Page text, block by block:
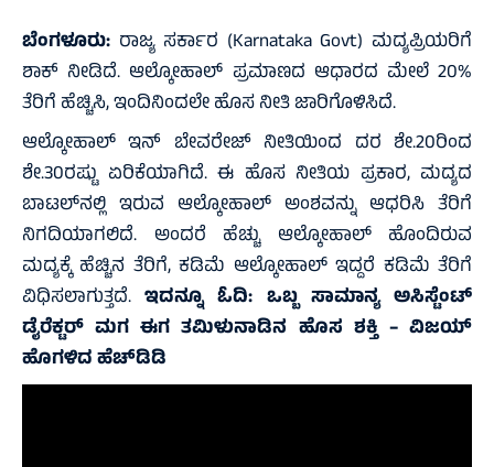
ಬೆಂಗಳೂರು: ರಾಜ್ಯ ಸರ್ಕಾರ (Karnataka Govt) ಮದ್ಯಪ್ರಿಯರಿಗೆ
ಶಾಕ್ ನೀಡಿದೆ. ಆಲ್ಕೋಹಾಲ್ ಪ್ರಮಾಣದ ಆಧಾರದ ಮೇಲೆ 20%
ತೆರಿಗೆ ಹೆಚ್ಚಿಸಿ, ಇಂದಿನಿಂದಲೇ ಹೊಸ ನೀತಿ ಜಾರಿಗೊಳಿಸಿದೆ.
ಆಲ್ಕೋಹಾಲ್ ಇನ್ ಬೇವರೇಜ್ ನೀತಿಯಿಂದ ದರ ಶೇ.20ರಿಂದ
ಶೇ.30ರಷ್ಟು ಏರಿಕೆಯಾಗಿದೆ. ಈ ಹೊಸ ನೀತಿಯ ಪ್ರಕಾರ, ಮದ್ಯದ
ಬಾಟಲ್‌ನಲ್ಲಿ ಇರುವ ಆಲ್ಕೋಹಾಲ್ ಅಂಶವನ್ನು ಆಧರಿಸಿ ತೆರಿಗೆ
ನಿಗದಿಯಾಗಲಿದೆ. ಅಂದರೆ ಹೆಚ್ಚು ಆಲ್ಕೋಹಾಲ್ ಹೊಂದಿರುವ
ಮದ್ಯಕ್ಕೆ ಹೆಚ್ಚಿನ ತೆರಿಗೆ, ಕಡಿಮೆ ಆಲ್ಕೋಹಾಲ್ ಇದ್ದರೆ ಕಡಿಮೆ ತೆರಿಗೆ
ವಿಧಿಸಲಾಗುತ್ತದೆ.ಇದನ್ನೂ ಓದಿ: ಒಬ್ಬ ಸಾಮಾನ್ಯ ಅಸಿಸ್ಟೆಂಟ್
ಡೈರೆಕ್ಟರ್ ಮಗ ಈಗ ತಮಿಳುನಾಡಿನ ಹೊಸ ಶಕ್ತಿ – ವಿಜಯ್
ಹೊಗಳಿದ ಹೆಚ್‌ಡಿಡಿ